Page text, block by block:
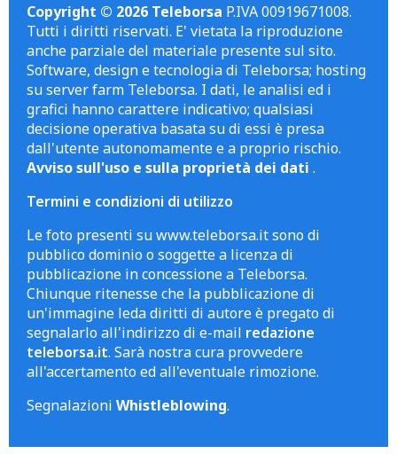
Copyright © 2026 Teleborsa P.IVA 00919671008.
Tutti i diritti riservati. E' vietata la riproduzione
anche parziale del materiale presente sul sito.
Software, design e tecnologia di Teleborsa; hosting
su server farm Teleborsa. I dati, le analisi ed i
grafici hanno carattere indicativo; qualsiasi
decisione operativa basata su di essi è presa
dall'utente autonomamente e a proprio rischio.
Avviso sull'uso e sulla proprietà dei dati .
Termini e condizioni di utilizzo
Le foto presenti su www.teleborsa.it sono di
pubblico dominio o soggette a licenza di
pubblicazione in concessione a Teleborsa.
Chiunque ritenesse che la pubblicazione di
un'immagine leda diritti di autore è pregato di
segnalarlo all'indirizzo di e-mail redazione
teleborsa.it. Sarà nostra cura provvedere
all'accertamento ed all'eventuale rimozione.
Segnalazioni Whistleblowing.